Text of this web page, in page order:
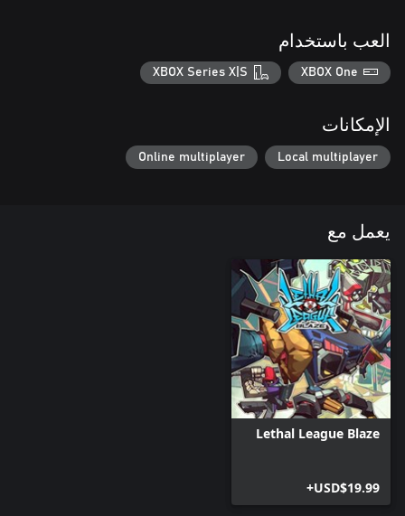
العب باستخدام
XBOX One
XBOX Series X|S
الإمكانات
Local multiplayer
Online multiplayer
يعمل مع
Lethal League Blaze
USD$19.99+